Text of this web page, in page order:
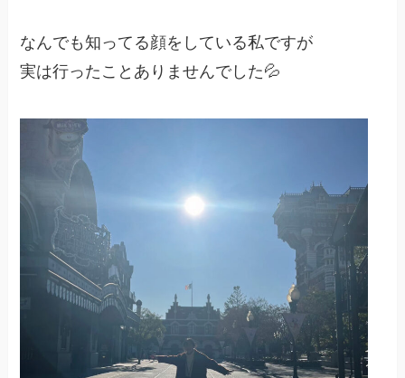
なんでも知ってる顔をしている私ですが
実は行ったことありませんでした💦